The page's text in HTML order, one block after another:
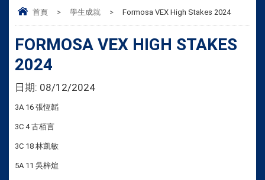
首頁 > 學生成就 > Formosa VEX High Stakes 2024
FORMOSA VEX HIGH STAKES
2024
日期: 08/12/2024
3A 16 張恆韜
3C 4 古栢言
3C 18 林凱敏
5A 11 吳梓煊